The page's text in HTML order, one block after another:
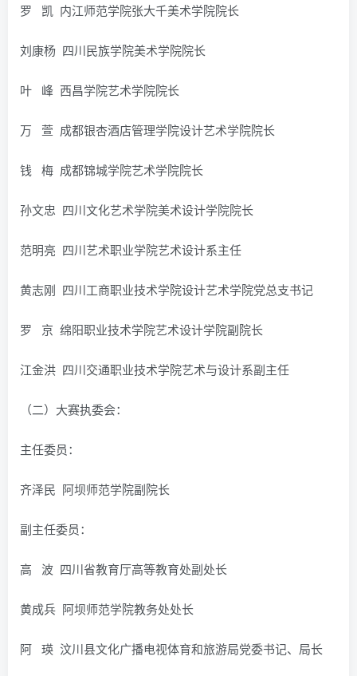
罗 凯 内江师范学院张大千美术学院院长
刘康杨 四川民族学院美术学院院长
叶 峰 西昌学院艺术学院院长
万 萱 成都银杏酒店管理学院设计艺术学院院长
钱 梅 成都锦城学院艺术学院院长
孙文忠 四川文化艺术学院美术设计学院院长
范明亮 四川艺术职业学院艺术设计系主任
黄志刚 四川工商职业技术学院设计艺术学院党总支书记
罗 京 绵阳职业技术学院艺术设计学院副院长
江金洪 四川交通职业技术学院艺术与设计系副主任
（二）大赛执委会：
主任委员：
齐泽民 阿坝师范学院副院长
副主任委员：
高 波 四川省教育厅高等教育处副处长
黄成兵 阿坝师范学院教务处处长
阿 瑛 汶川县文化广播电视体育和旅游局党委书记、局长